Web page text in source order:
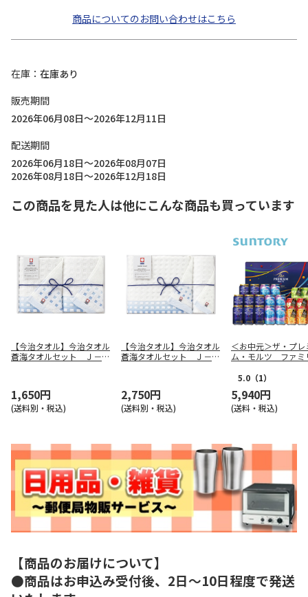
商品についてのお問い合わせはこちら
在庫
在庫あり
販売期間
2026年06月08日～2026年12月11日
配送期間
2026年06月18日～2026年08月07日
2026年08月18日～2026年12月18日
この商品を見た人は他にこんな商品も買っています
【今治タオル】今治タオル
蒼海タオルセット Ｊ－４
1,650円
(送料別・税込)
【今治タオル】今治タオル
蒼海タオルセット Ｊ－４
2,750円
(送料別・税込)
＜お中元＞ザ・プレ
ム・モルツ ファミ
5.0 （1）
5,940円
(送料・税込)
【商品のお届けについて】
●商品はお申込み受付後、2日～10日程度で発送